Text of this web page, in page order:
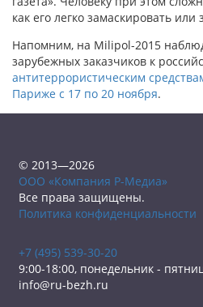
как его легко замаскировать или
Напомним, на Milipol-2015
зарубежных заказчиков к
антитеррористическим
Париже с 17 по 20 ноября.
© 2013—2026
ООО «Компания Р-Медиа»
Все права защищены.
Политика конфиденциальности
+7 (495) 539-30-20
9:00-18:00, понедельник -
info@ru-bezh.ru